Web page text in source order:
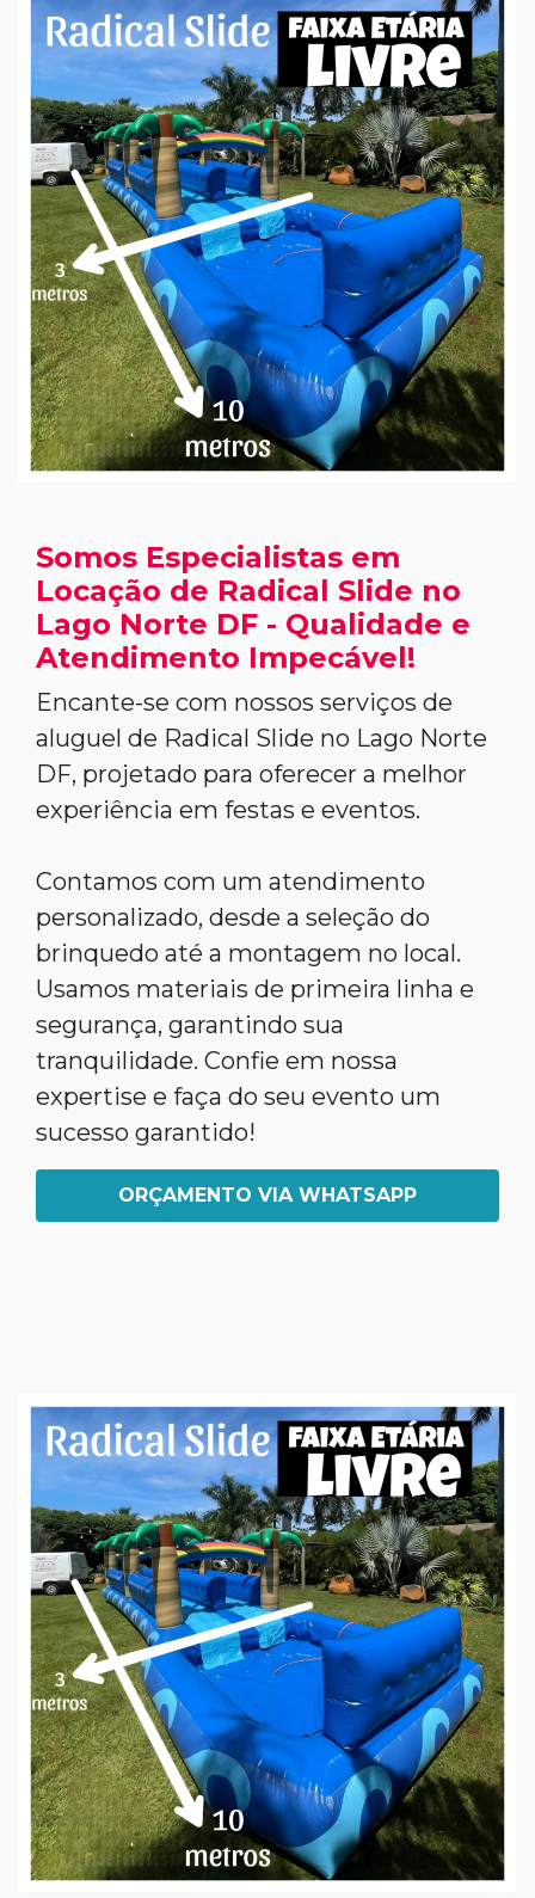
Somos Especialistas em
Locação de Radical Slide no
Lago Norte DF - Qualidade e
Atendimento Impecável!
Encante-se com nossos serviços de
aluguel de Radical Slide no Lago Norte
DF, projetado para oferecer a melhor
experiência em festas e eventos.
Contamos com um atendimento
personalizado, desde a seleção do
brinquedo até a montagem no local.
Usamos materiais de primeira linha e
segurança, garantindo sua
tranquilidade. Confie em nossa
expertise e faça do seu evento um
sucesso garantido!
ORÇAMENTO VIA WHATSAPP